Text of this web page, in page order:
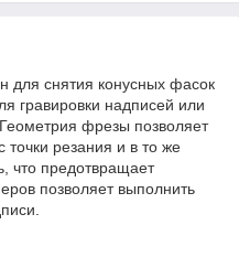
для снятия конусных фасок
гравировки надписей или
фрезы позволяет
точки резания и в то же
что предотвращает
позволяет выполнить